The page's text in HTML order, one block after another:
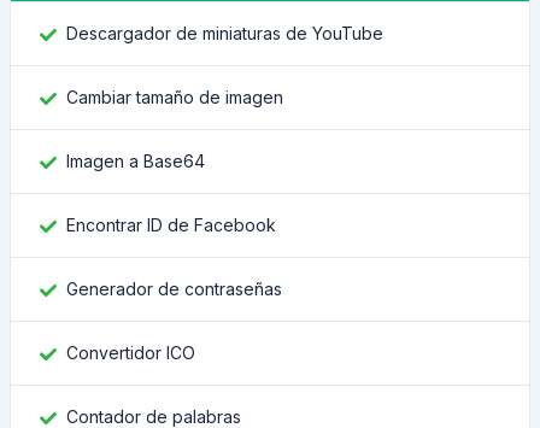
Descargador de miniaturas de YouTube
Cambiar tamaño de imagen
Imagen a Base64
Encontrar ID de Facebook
Generador de contraseñas
Convertidor ICO
Contador de palabras